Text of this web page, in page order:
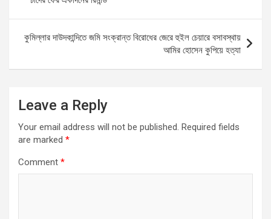
o
k
p
p
er
কুমিল্লার দাউদকান্দিতে জমি সংক্রান্ত বিরোধের জেরে হুইল চেয়ারে বসাবস্থায়
আমির হোসেন কুপিয়ে হত্যা
Leave a Reply
Your email address will not be published. Required fields
are marked *
Comment *